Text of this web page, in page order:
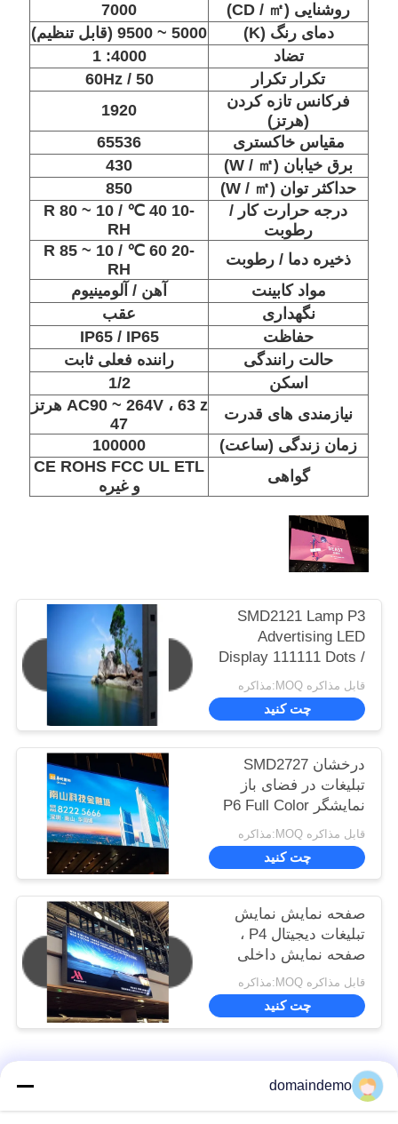
روشنایی (CD / ㎡)
7000
دمای رنگ (K)
5000 ~ 9500 (قابل تنظیم)
تضاد
4000: 1
تکرار تکرار
50 / 60Hz
فرکانس تازه کردن
(هرتز)
1920
مقیاس خاکستری
65536
برق خیابان (W / ㎡)
430
حداکثر توان (W / ㎡)
850
درجه حرارت کار /
رطوبت
-10 40 ℃ / 10 ~ 80 R
RH
ذخیره دما / رطوبت
-20 60 ℃ / 10 ~ 85 R
RH
مواد کابینت
آهن / آلومینیوم
نگهداری
عقب
حفاظت
IP65 / IP65
حالت رانندگی
راننده فعلی ثابت
اسکن
1/2
نیازمندی های قدرت
AC90 ~ 264V ، 63 z هرتز
47
زمان زندگی (ساعت)
100000
گواهی
CE ROHS FCC UL ETL
و غیره
SMD2121 Lamp P3
Advertising LED
Display 111111 Dots /
Sqm Pixel 1100 Cd / ㎡
روشنایی
قابل مذاکره MOQ:مذاکره
چت کنید
درخشان SMD2727
تبلیغات در فضای باز
نمایشگر P6 Full Color
6000 Nits
قابل مذاکره MOQ:مذاکره
چت کنید
صفحه نمایش نمایش
تبلیغات دیجیتال P4 ،
صفحه نمایش داخلی
SMD با رنگ کامل SMD
قابل مذاکره MOQ:مذاکره
چت کنید
دسته بندی های محبوب
domaindemo